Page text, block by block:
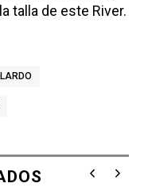
talla de este River.